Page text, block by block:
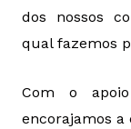
dos nossos
qual fazemos
Com o
encorajamos